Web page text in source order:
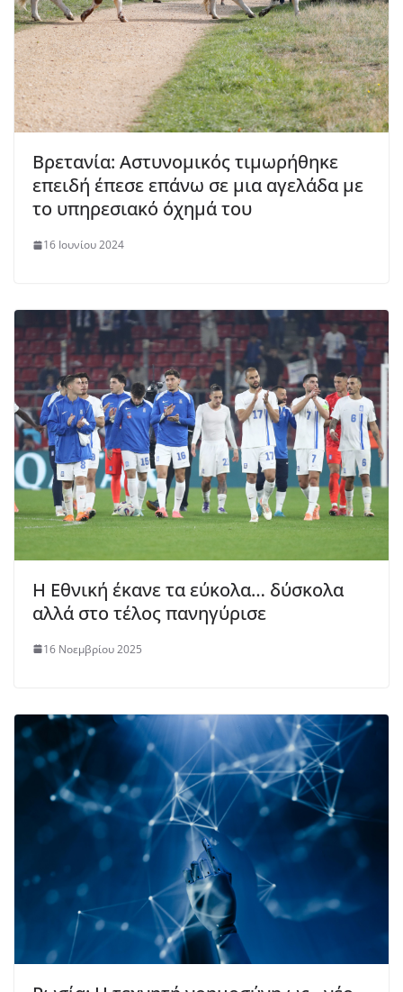
Βρετανία: Αστυνομικός τιμωρήθηκε
επειδή έπεσε επάνω σε μια αγελάδα με
το υπηρεσιακό όχημά του
16 Ιουνίου 2024
Η Εθνική έκανε τα εύκολα… δύσκολα
αλλά στο τέλος πανηγύρισε
16 Νοεμβρίου 2025